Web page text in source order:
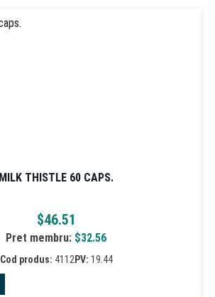
MILK THISTLE 60 CAPS.
$46.51
Pret membru: $32.56
Cod produs: 4112PV: 19.44